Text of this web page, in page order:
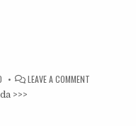
LEAVE A COMMENTON
>>>